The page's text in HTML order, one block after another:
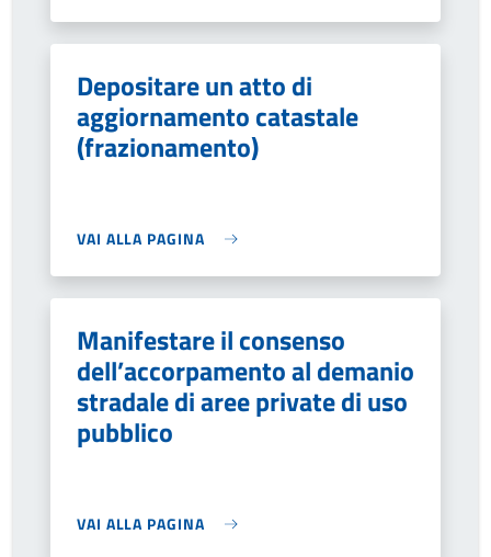
Depositare un atto di
aggiornamento catastale
(frazionamento)
VAI ALLA PAGINA
Manifestare il consenso
dell’accorpamento al demanio
stradale di aree private di uso
pubblico
VAI ALLA PAGINA